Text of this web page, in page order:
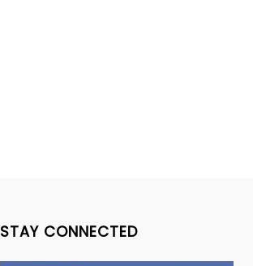
STAY CONNECTED